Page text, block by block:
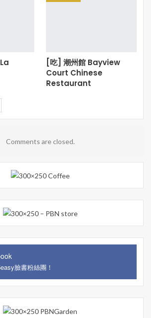
[吃] 潮州館 Bayview
Court Chinese
Restaurant
Comments are closed.
臉書粉絲團！